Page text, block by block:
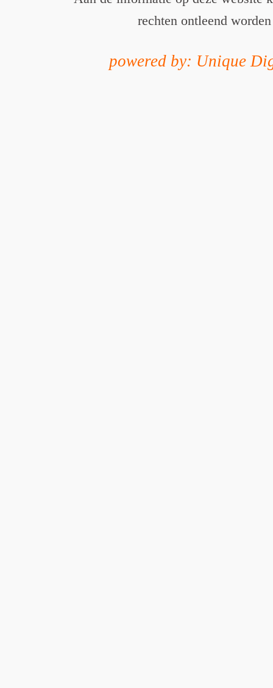
rechten ontleend worden
powered by: Unique